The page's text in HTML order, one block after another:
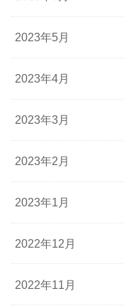
2023年5月
2023年4月
2023年3月
2023年2月
2023年1月
2022年12月
2022年11月